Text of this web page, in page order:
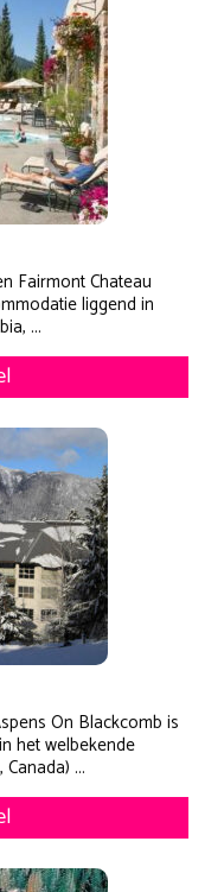
Fairmont Chateau
liggend in
...
On Blackcomb is
het welbekende
...